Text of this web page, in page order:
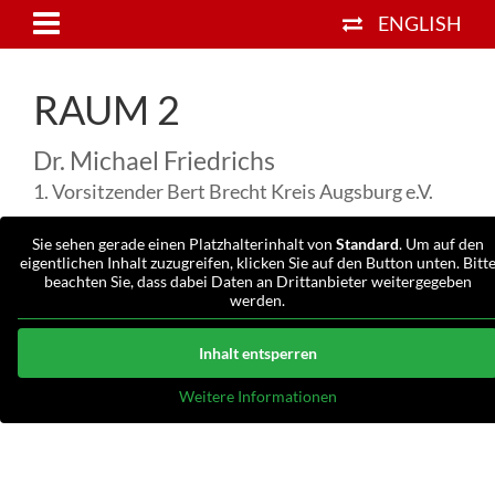
RAUM 2
Dr. Michael Friedrichs
1. Vorsitzender Bert Brecht Kreis Augsburg e.V.
Sie sehen gerade einen Platzhalterinhalt von Standard. Um auf den
eigentlichen Inhalt zuzugreifen, klicken Sie auf den Button unten. Bitte
beachten Sie, dass dabei Daten an Drittanbieter weitergegeben
werden.
Inhalt entsperren
Weitere Informationen
ENGLISH